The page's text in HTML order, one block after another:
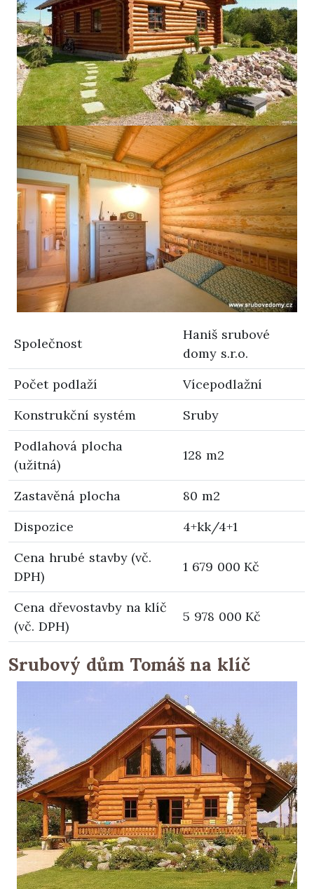
Společnost
Haniš srubové
domy s.r.o.
Počet podlaží
Vícepodlažní
Konstrukční systém
Sruby
Podlahová plocha
(užitná)
128 m2
Zastavěná plocha
80 m2
Dispozice
4+kk/4+1
Cena hrubé stavby (vč.
DPH)
1 679 000 Kč
Cena dřevostavby na klíč
(vč. DPH)
5 978 000 Kč
Srubový dům Tomáš na klíč